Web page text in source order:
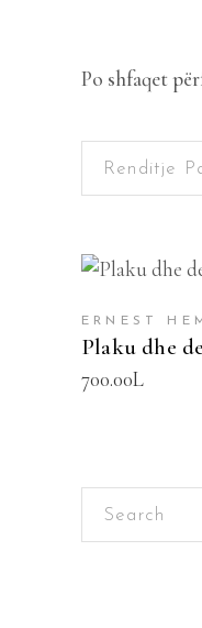
Po shfaqet
Renditje
ERNEST
Plaku dhe
700.00L
Search